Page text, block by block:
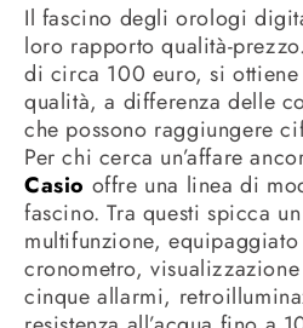
Il fascino degli orologi
loro rapporto qualità-
di circa 100 euro, si
qualità, a differenza delle
che possono raggiungere
Per chi cerca un’affare
Casio offre una linea di
fascino. Tra questi spicca
multifunzione,
cronometro,
cinque allarmi,